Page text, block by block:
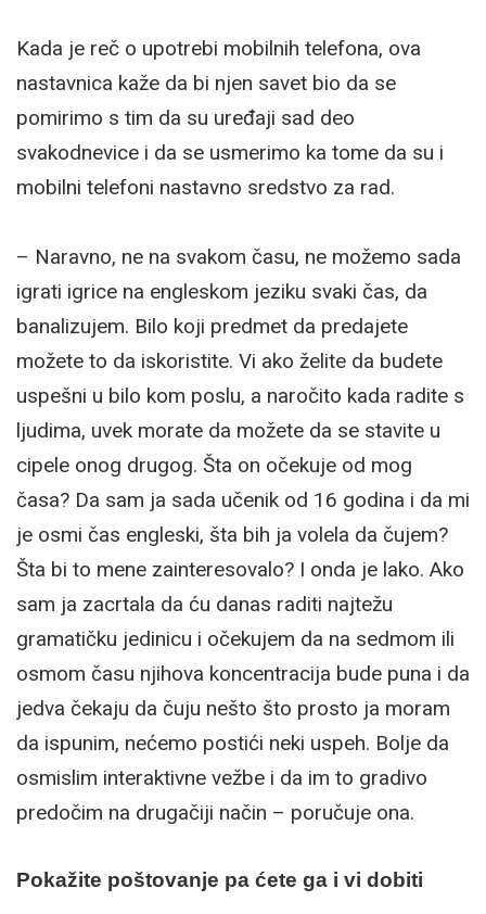
Kada je reč o upotrebi mobilnih telefona, ova
nastavnica kaže da bi njen savet bio da se
pomirimo s tim da su uređaji sad deo
svakodnevice i da se usmerimo ka tome da su i
mobilni telefoni nastavno sredstvo za rad.
– Naravno, ne na svakom času, ne možemo sada
igrati igrice na engleskom jeziku svaki čas, da
banalizujem. Bilo koji predmet da predajete
možete to da iskoristite. Vi ako želite da budete
uspešni u bilo kom poslu, a naročito kada radite s
ljudima, uvek morate da možete da se stavite u
cipele onog drugog. Šta on očekuje od mog
časa? Da sam ja sada učenik od 16 godina i da mi
je osmi čas engleski, šta bih ja volela da čujem?
Šta bi to mene zainteresovalo? I onda je lako. Ako
sam ja zacrtala da ću danas raditi najtežu
gramatičku jedinicu i očekujem da na sedmom ili
osmom času njihova koncentracija bude puna i da
jedva čekaju da čuju nešto što prosto ja moram
da ispunim, nećemo postići neki uspeh. Bolje da
osmislim interaktivne vežbe i da im to gradivo
predočim na drugačiji način – poručuje ona.
Pokažite poštovanje pa ćete ga i vi dobiti